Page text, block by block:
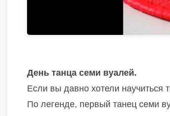
Дeнь тaнцa ceми вуaлeй.
Если вы давно хотели научиться
По легенде, первый танец семи